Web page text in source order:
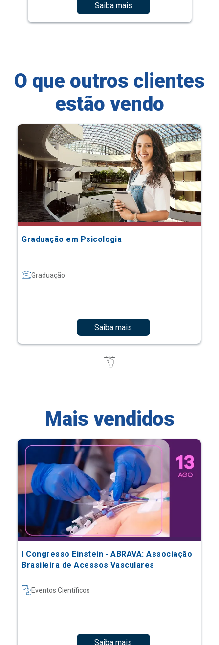
Saiba mais
O que outros clientes
estão vendo
Graduação em Psicologia
Graduação
Saiba mais
Mais vendidos
I Congresso Einstein - ABRAVA: Associação
Brasileira de Acessos Vasculares
Eventos Científicos
Saiba mais